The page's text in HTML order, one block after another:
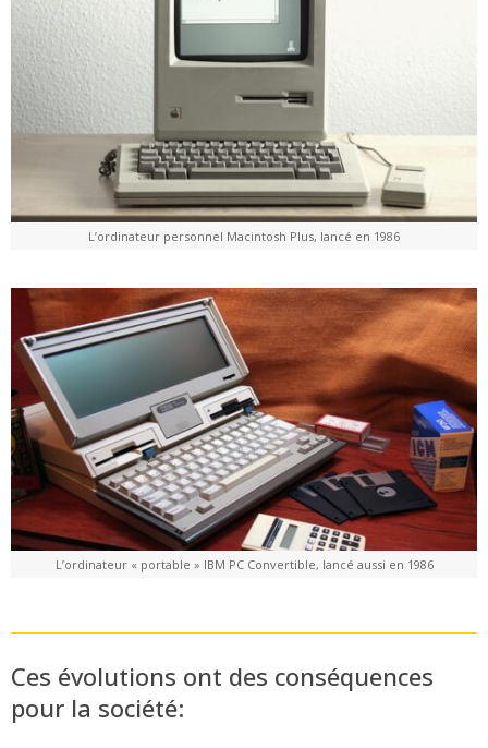
L’ordinateur personnel Macintosh Plus, lancé en 1986
L’ordinateur « portable » IBM PC Convertible, lancé aussi en 1986
Ces évolutions ont des conséquences
pour la société: